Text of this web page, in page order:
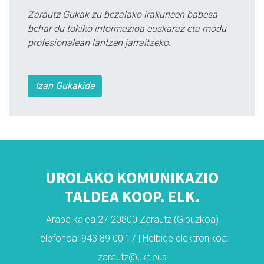
Zarautz Gukak zu bezalako irakurleen babesa
behar du tokiko informazioa euskaraz eta modu
profesionalean lantzen jarraitzeko.
Izan Gukakide
UROLAKO KOMUNIKAZIO
TALDEA KOOP. ELK.
Araba kalea 27 20800 Zarautz (Gipuzkoa)
Telefonoa: 943 89 00 17 | Helbide elektronikoa:
zarautz@ukt.eus